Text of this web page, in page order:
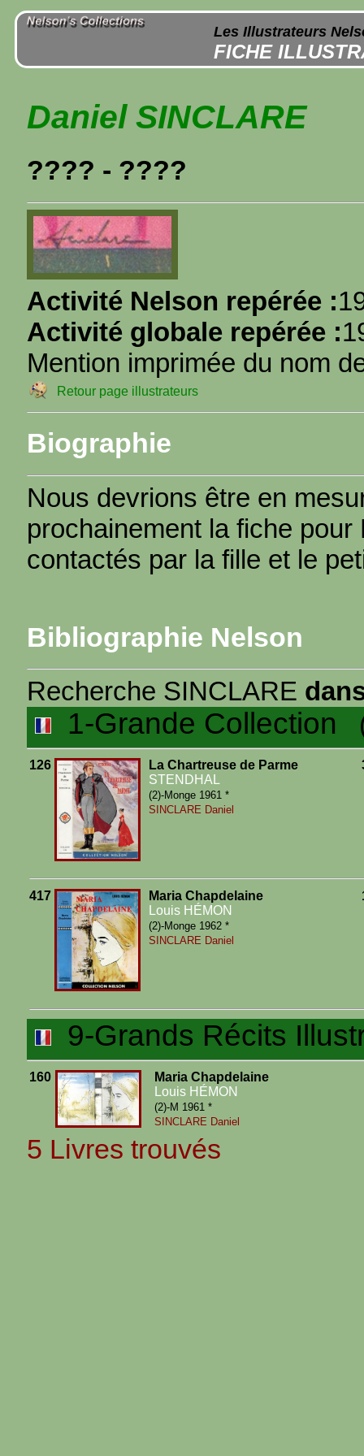
Les Illustrateurs
FICHE
Daniel SINCLARE
???? - ????
Activité Nelson repérée :
Activité globale repérée :
Mention imprimée du nom
Retour page illustrateurs
Biographie
Nous devrions être en
prochainement la fiche
contactés par la fille et le
Bibliographie Nelson
Recherche SINCLARE
1-Grande Collection
126
La Chartreuse de Parme
STENDHAL
(2)-Monge 1961 *
SINCLARE Daniel
417
Maria Chapdelaine
Louis HÉMON
(2)-Monge 1962 *
SINCLARE Daniel
9-Grands Récits
160
Maria Chapdelaine
Louis HÉMON
(2)-M 1961 *
SINCLARE Daniel
5 Livres trouvés